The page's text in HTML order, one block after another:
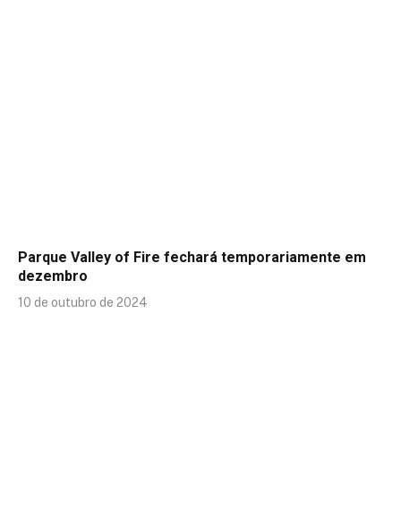
Parque Valley of Fire fechará temporariamente em
dezembro
10 de outubro de 2024